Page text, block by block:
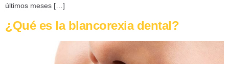
últimos meses […]
¿Qué es la blancorexia dental?